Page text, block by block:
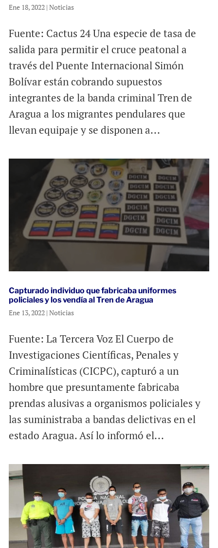
Ene 18, 2022| Noticias
Fuente: Cactus 24 Una especie de tasa de
salida para permitir el cruce peatonal a
través del Puente Internacional Simón
Bolívar están cobrando supuestos
integrantes de la banda criminal Tren de
Aragua a los migrantes pendulares que
llevan equipaje y se disponen a...
Capturado individuo que fabricaba uniformes
policiales y los vendía al Tren de Aragua
Ene 13, 2022| Noticias
Fuente: La Tercera Voz El Cuerpo de
Investigaciones Científicas, Penales y
Criminalísticas (CICPC), capturó a un
hombre que presuntamente fabricaba
prendas alusivas a organismos policiales y
las suministraba a bandas delictivas en el
estado Aragua. Así lo informó el...